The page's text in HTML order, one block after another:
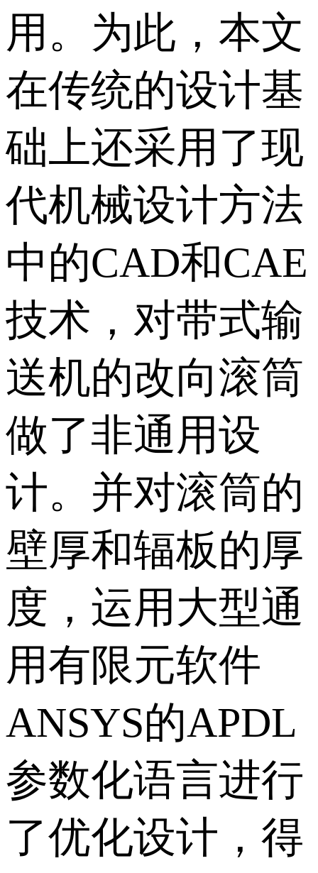
用。为此，本文
在传统的设计基
础上还采用了现
代机械设计方法
中的CAD和CAE
技术，对带式输
送机的改向滚筒
做了非通用设
计。并对滚筒的
壁厚和辐板的厚
度，运用大型通
用有限元软件
ANSYS的APDL
参数化语言进行
了优化设计，得